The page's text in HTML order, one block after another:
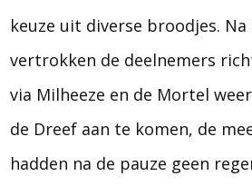
keuze uit diverse broodjes. Na
vertrokken de deelnemers
via Milheeze en de Mortel
de Dreef aan te komen, de
hadden na de pauze geen